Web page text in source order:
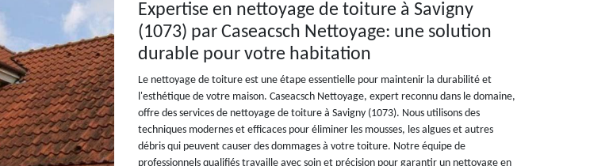
Expertise en nettoyage de toiture à Savigny
(1073) par Caseacsch Nettoyage: une solution
durable pour votre habitation
Le nettoyage de toiture est une étape essentielle pour maintenir la durabilité et
l'esthétique de votre maison. Caseacsch Nettoyage, expert reconnu dans le domaine,
offre des services de nettoyage de toiture à Savigny (1073). Nous utilisons des
techniques modernes et efficaces pour éliminer les mousses, les algues et autres
débris qui peuvent causer des dommages à votre toiture. Notre équipe de
professionnels qualifiés travaille avec soin et précision pour garantir un nettoyage en